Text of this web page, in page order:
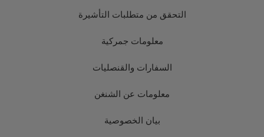
التحقق من متطلبات التأشيرة
معلومات جمركية
السفارات والقنصليات
معلومات عن الشنغن
بيان الخصوصية